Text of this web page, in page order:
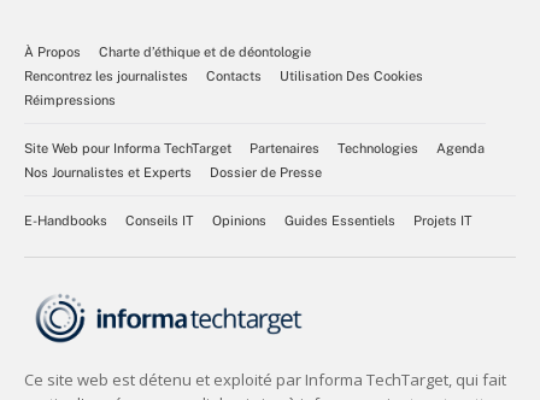
À Propos
Charte d’éthique et de déontologie
Rencontrez les journalistes
Contacts
Utilisation Des Cookies
Réimpressions
Site Web pour Informa TechTarget Partenaires Technologies
Agenda
Nos Journalistes et Experts
Dossier de Presse
E-Handbooks Conseils IT Opinions Guides Essentiels Projets IT